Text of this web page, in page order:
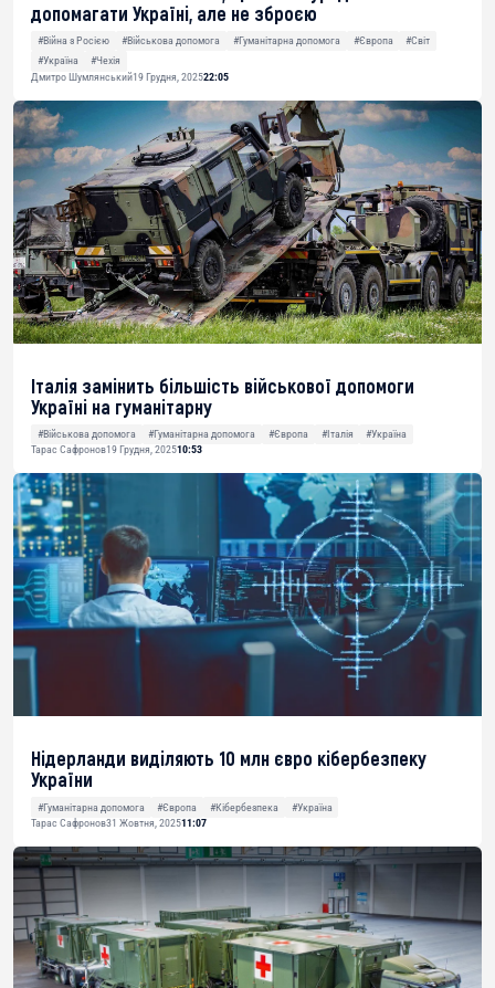
допомагати Україні, але не зброєю
#Війна з Росією #Військова допомога #Гуманітарна допомога #Європа
#Світ
#Україна
#Чехія
Дмитро Шумлянський19 Грудня, 202522:05
Італія замінить більшість військової допомоги
Україні на гуманітарну
#Військова допомога #Гуманітарна допомога #Європа #Італія
#Україна
Тарас Сафронов19 Грудня, 202510:53
Нідерланди виділяють 10 млн євро кібербезпеку
України
#Гуманітарна допомога #Європа #Кібербезпека
#Україна
Тарас Сафронов31 Жовтня, 202511:07